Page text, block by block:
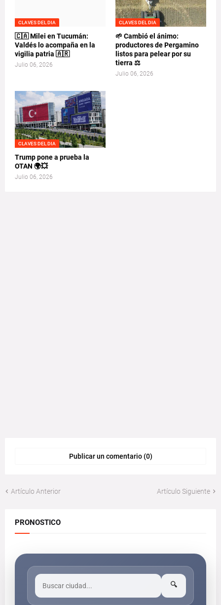
CLAVES DEL DIA
🇨🇦 Milei en Tucumán:
Valdés lo acompaña en la
vigilia patria 🇦🇷
Julio 06, 2026
CLAVES DEL DIA
🌱 Cambió el ánimo:
productores de Pergamino
listos para pelear por su
tierra ⚖️
Julio 06, 2026
CLAVES DEL DIA
Trump pone a prueba la
OTAN 🌍💥
Julio 06, 2026
Publicar un comentario (0)
Artículo Anterior Artículo Siguiente
PRONOSTICO
🔍